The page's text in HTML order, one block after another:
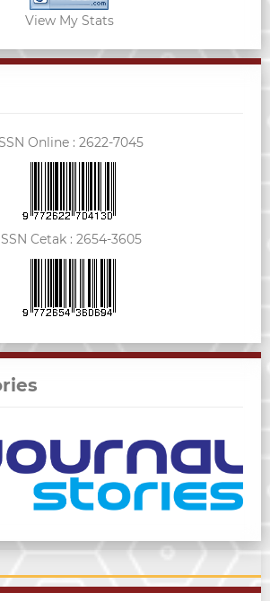
View My Stats
Online : 2622-7045
Cetak : 2654-3605